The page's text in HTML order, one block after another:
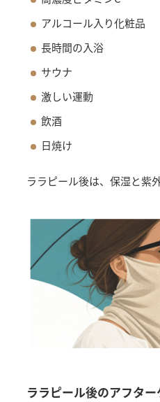
アルコール入り化粧品
長時間の入浴
サウナ
激しい運動
飲酒
日焼け
ララピール後は、保湿と紫
ララピール後のアフター